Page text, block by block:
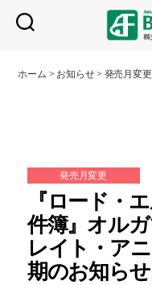
ホーム > お知らせ> 発売月変更
発売月変更
『ロード・
件簿』オル
レイト・ア
期のお知らせ